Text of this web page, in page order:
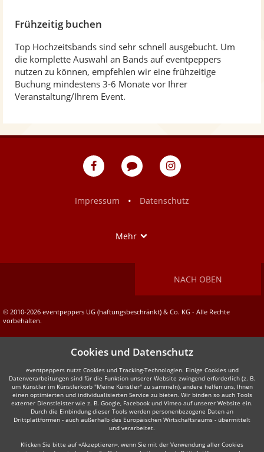
Frühzeitig buchen
Top Hochzeitsbands sind sehr schnell ausgebucht. Um
die komplette Auswahl an Bands auf eventpeppers
nutzen zu können, empfehlen wir eine frühzeitige
Buchung mindestens 3-6 Monate vor Ihrer
Veranstaltung/Ihrem Event.
eventpeppers
Blog
eventpeppers
Impressum
• Datenschutz
Mehr
NACH OBEN
© 2010-2026 eventpeppers UG (haftungsbeschränkt) & Co. KG - Alle Rechte
vorbehalten.
Cookies und Datenschutz
eventpeppers nutzt Cookies und Tracking-Technologien. Einige Cookies und
Datenverarbeitungen sind für die Funktion unserer Website zwingend erforderlich (z. B.
um Künstler im Künstlerkorb "Meine Künstler" zu sammeln), andere helfen uns, Ihnen
einen optimierten und individualisierten Service zu bieten. Wir binden so auch Tools
externer Dienstleister wie z. B. Google, Facebook und Vimeo auf unserer Website ein.
Durch die Einbindung dieser Tools werden personenbezogene Daten an
Drittplattformen - auch außerhalb des Europäischen Wirtschaftsraums - übermittelt
und verarbeitet.
Klicken Sie bitte auf «Akzeptieren», wenn Sie mit der Verwendung aller Cookies